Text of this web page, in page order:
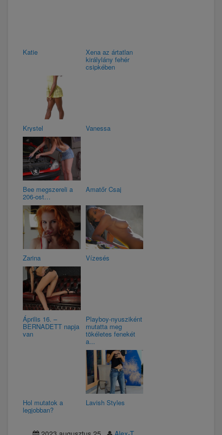
Katie Xena az ártatlan
királylány fehér
csipkében
Krystel Vanessa
Bee megszereli a
206-ost…
Amatőr Csaj
Zarina Vízesés
Április 16. –
BERNADETT napja
van
Playboy-nyusziként
mutatta meg
tökéletes fenekét
a...
Hol mutatok a
legjobban?
Lavish Styles